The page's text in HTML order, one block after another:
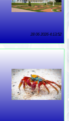
28 06 2026 4:13:52